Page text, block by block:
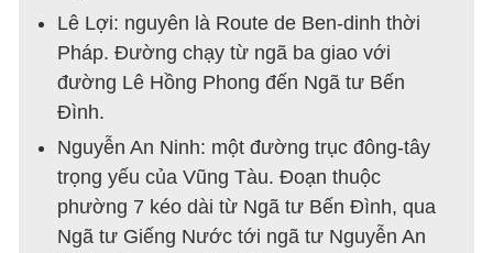
Lê Lợi: nguyên là Route de Ben-dinh thời
Pháp. Đường chạy từ ngã ba giao với
đường Lê Hồng Phong đến Ngã tư Bến
Đình.
Nguyễn An Ninh: một đường trục đông-tây
trọng yếu của Vũng Tàu. Đoạn thuộc
phường 7 kéo dài từ Ngã tư Bến Đình, qua
Ngã tư Giếng Nước tới ngã tư Nguyễn An